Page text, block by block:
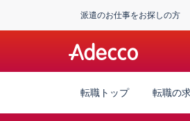
派遣のお仕事をお探しの方
転職トップ 転職の